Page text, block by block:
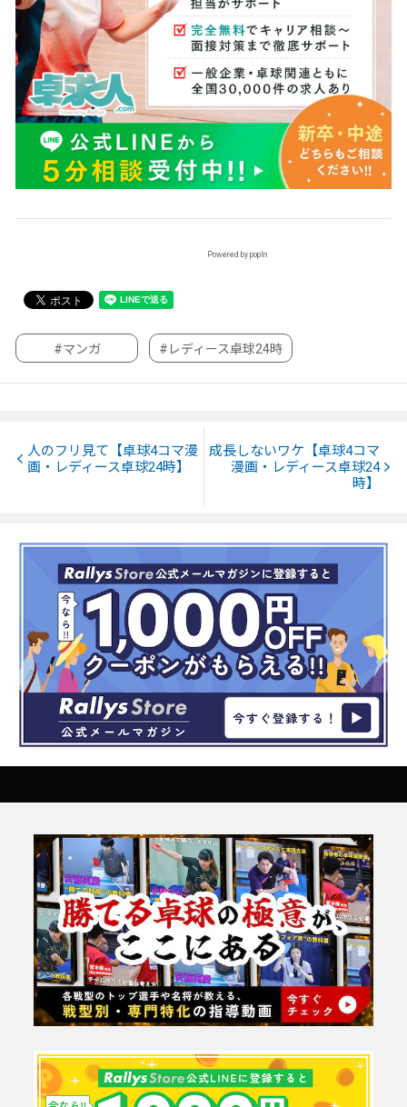
Powered by popIn
#マンガ #レディース卓球24時
人のフリ見て【卓球4コマ漫
画・レディース卓球24時】
成長しないワケ【卓球4コマ
漫画・レディース卓球24
時】